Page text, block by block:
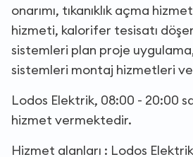
onarımı, tıkanıklık açma
hizmeti, kalorifer tesisatı
sistemleri plan proje
sistemleri montaj hizmetleri
Lodos Elektrik, 08:00 - 20:00
hizmet vermektedir.
Hizmet alanları : Lodos